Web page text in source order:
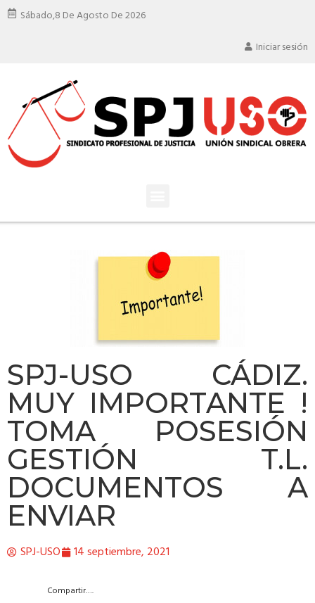
Sábado,8 De Agosto De 2026
Iniciar sesión
SPJ-USO CÁDIZ.
MUY IMPORTANTE !
TOMA POSESIÓN
GESTIÓN T.L.
DOCUMENTOS A
ENVIAR
SPJ-USO 14 septiembre, 2021
Compartir….